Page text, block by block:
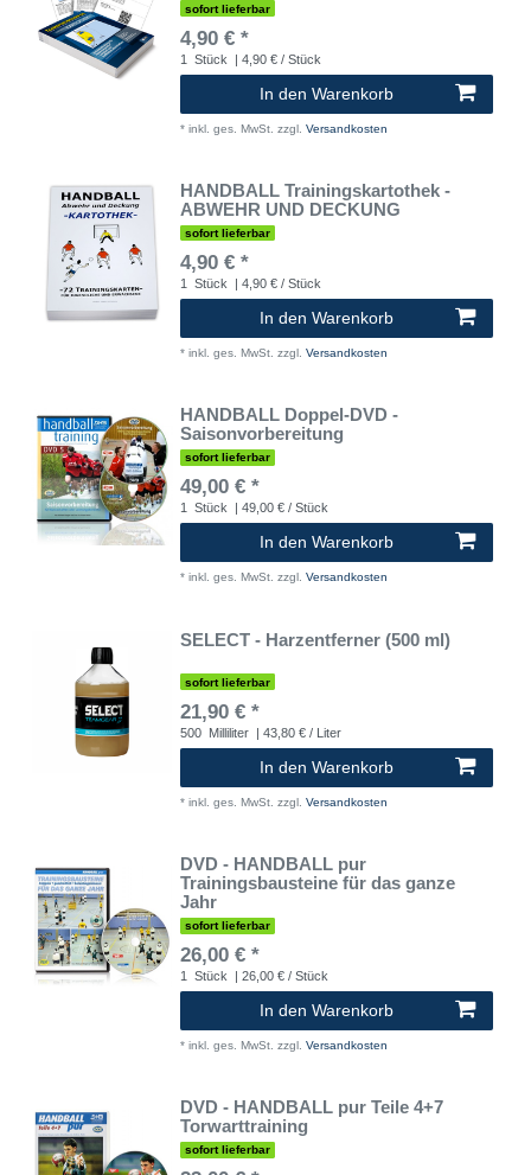
sofort lieferbar
4,90 € *
1 Stück | 4,90 € / Stück
In den Warenkorb
* inkl. ges. MwSt. zzgl. Versandkosten
HANDBALL Trainingskartothek -
ABWEHR UND DECKUNG
sofort lieferbar
4,90 € *
1 Stück | 4,90 € / Stück
In den Warenkorb
* inkl. ges. MwSt. zzgl. Versandkosten
HANDBALL Doppel-DVD -
Saisonvorbereitung
sofort lieferbar
49,00 € *
1 Stück | 49,00 € / Stück
In den Warenkorb
* inkl. ges. MwSt. zzgl. Versandkosten
SELECT - Harzentferner (500 ml)
sofort lieferbar
21,90 € *
500 Milliliter | 43,80 € / Liter
In den Warenkorb
* inkl. ges. MwSt. zzgl. Versandkosten
DVD - HANDBALL pur
Trainingsbausteine für das ganze
Jahr
sofort lieferbar
26,00 € *
1 Stück | 26,00 € / Stück
In den Warenkorb
* inkl. ges. MwSt. zzgl. Versandkosten
DVD - HANDBALL pur Teile 4+7
Torwarttraining
sofort lieferbar